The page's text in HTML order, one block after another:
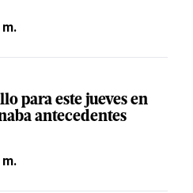
m.
para este jueves en
antecedentes
m.